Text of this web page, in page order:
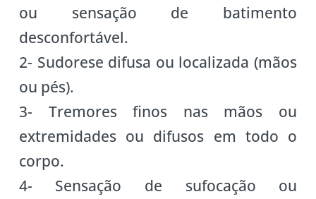
ou sensação de batimento
desconfortável.
2- Sudorese difusa ou localizada (mãos
ou pés).
3- Tremores finos nas mãos ou
extremidades ou difusos em todo o
corpo.
4- Sensação de sufocação ou